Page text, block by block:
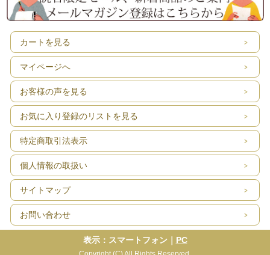
一目惚れ大歓迎！
鮮やかカラフルな花柄モチーフのレトロ柄が咲き誇りる
フランス買付け70年代製ヴィンテージスカート。
カートを見る
マイページへ
お客様の声を見る
お気に入り登録のリストを見る
特定商取引法表示
個人情報の取扱い
サイトマップ
お問い合わせ
表示：スマートフォン｜ PC